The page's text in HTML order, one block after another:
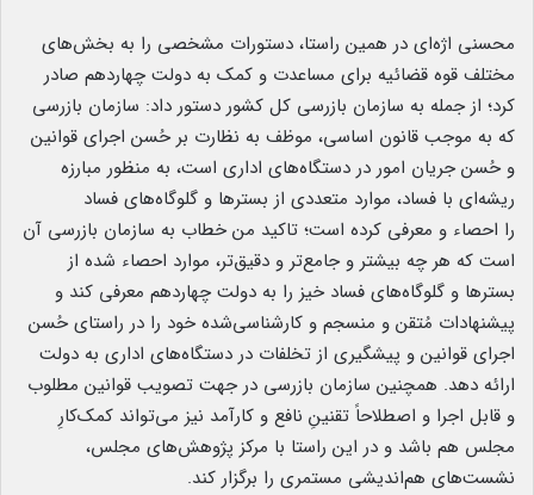
محسنی اژه‌ای در همین راستا، دستورات مشخصی را به بخش‌های
مختلف قوه قضائیه برای مساعدت و کمک به دولت چهاردهم صادر
کرد؛ از جمله به سازمان بازرسی کل کشور دستور داد: سازمان بازرسی
که به موجب قانون اساسی، موظف به نظارت بر حُسن اجرای قوانین
و حُسن جریان امور در دستگاه‌های اداری است، به منظور مبارزه
ریشه‌ای با فساد، موارد متعددی از بسترها و گلوگاه‌های فساد
را احصاء و معرفی کرده است؛ تاکید من خطاب به سازمان بازرسی آن
است که هر چه بیشتر و جامع‌تر و دقیق‌تر، موارد احصاء شده از
بسترها و گلوگاه‌های فساد خیز را به دولت چهاردهم معرفی کند و
پیشنهادات مُتقن و منسجم و کارشناسی‌شده خود را در راستای حُسن
اجرای قوانین و پیشگیری از تخلفات در دستگاه‌های اداری به دولت
ارائه دهد. همچنین سازمان بازرسی در جهت تصویب قوانین مطلوب
و قابل اجرا و اصطلاحاً تقنینِ نافع و کارآمد نیز می‌تواند کمک‌کارِ
مجلس هم باشد و در این راستا با مرکز پژوهش‌های مجلس،
نشست‌های هم‌اندیشی مستمری را برگزار کند.